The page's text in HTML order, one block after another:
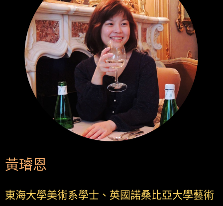
黃璿恩
東海大學美術系學士、英國諾桑比亞大學藝術